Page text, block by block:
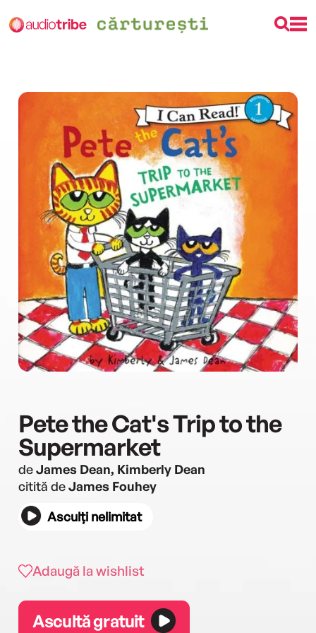
Pete the Cat's Trip to the
Supermarket
deJames Dean, Kimberly Dean
citită deJames Fouhey
Asculți nelimitat
Adaugă la wishlist
Ascultă gratuit